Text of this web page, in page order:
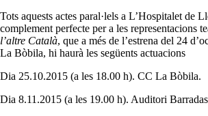
Tots aquests actes paral·lels a L’Hospitalet de
complement perfecte per a les representacions
l’altre Català, que a més de l’estrena del 24
La Bòbila, hi haurà les següents actuacions
Dia 25.10.2015 (a les 18.00 h). CC La Bòbila.
Dia 8.11.2015 (a les 19.00 h). Auditori